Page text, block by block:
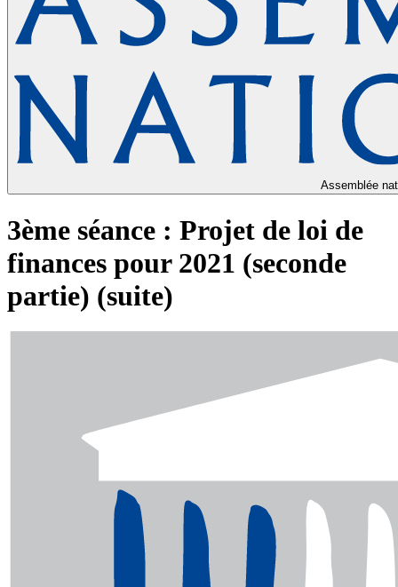
Assemblée
3ème séance : Projet de loi de
finances pour 2021 (seconde
partie) (suite)